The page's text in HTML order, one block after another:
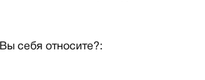
себя относите?: